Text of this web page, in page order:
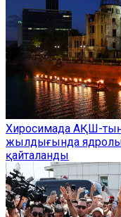
Хиросимада АҚШ-
жылдығында
қайталанды